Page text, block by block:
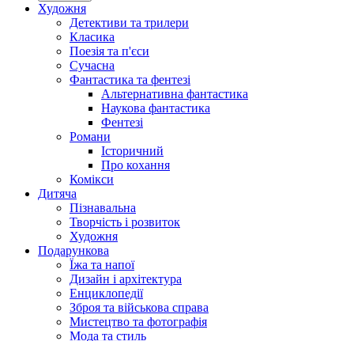
Художня
Детективи та трилери
Класика
Поезія та п'єси
Сучасна
Фантастика та фентезі
Альтернативна фантастика
Наукова фантастика
Фентезі
Романи
Історичний
Про кохання
Комікси
Дитяча
Пізнавальна
Творчість і розвиток
Художня
Подарункова
Їжа та напої
Дизайн і архітектура
Енциклопедії
Зброя та військова справа
Мистецтво та фотографія
Мода та стиль